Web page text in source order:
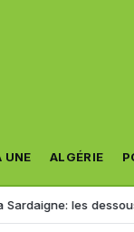
UNE ALGÉRIE
d’un vaste